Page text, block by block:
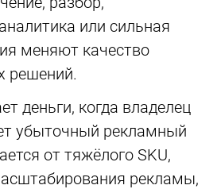
или сильная
меняют качество
решений.
деньги, когда владелец
убыточный рекламный
от тяжёлого SKU,
рекламы,